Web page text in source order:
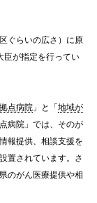
ぐらいの広さ）に原
臣が指定を行ってい
点病院 」と「地域が
病院」では、そのが
報提供、相談支援を
置されています。さ
のがん医療提供や相